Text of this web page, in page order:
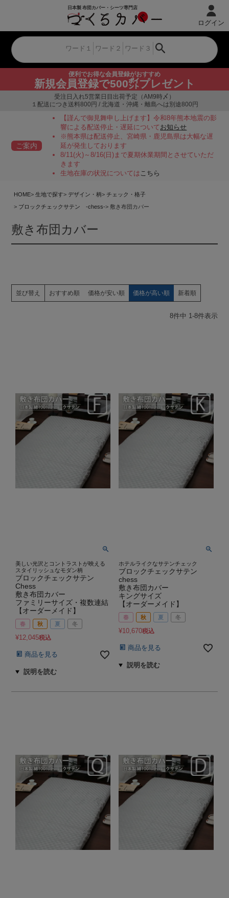
便利でお得な会員登録がおすすめ
新規会員登録で500㌽プレゼント
ログイン
受注日入れ5営業日目出荷予定（AM9時〆）
１配送につき送料800円 / 北海道・沖縄・離島へは別途800円
ご案内
【謹んで御見舞申し上げます】令和8年熊本地震の影
響による配送停止・遅延についてお知らせ
※熊本県は配送停止、宮崎県・鹿児島県は大幅な遅
延が発生しております
8/11(火)～8/16(日)まで夏期休業期間とさせていただ
きます
生地在庫の状況についてはこちら
HOME 生地で探す デザイン・柄
チェック・格子
ブロックチェックサテン -chess-
敷き布団カバー
敷き布団カバー
並び替え おすすめ順 価格が安い順 価格が高い順 新着順
8件中 1-8件表示
美しい光沢とコントラストが映える
スタイリッシュなモダン柄
ブロックチェックサテン
Chess
敷き布団カバー
ファミリーサイズ・複数連結
【オーダーメイド】
春 秋 夏 冬
¥12,045税込
商品を見る
ホテルライクなサテンチェック
ブロックチェックサテン
chess
敷き布団カバー
キングサイズ
【オーダーメイド】
春 秋 夏 冬
¥10,670税込
商品を見る